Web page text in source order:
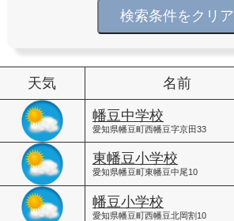
検索条件をクリア
天気 名前
幡豆中学校
愛知県幡豆町西幡豆字京田33
東幡豆小学校
愛知県幡豆町東幡豆中尾10
幡豆小学校
愛知県幡豆町西幡豆北岡割10